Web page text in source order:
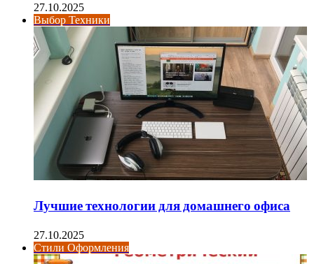
27.10.2025
Выбор Техники
Лучшие технологии для домашнего офиса
27.10.2025
Стили Оформления